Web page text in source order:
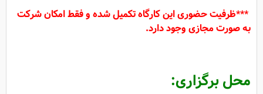
***ظرفیت حضوری این کارگاه تکمیل شده و فقط امکان شرکت
به صورت مجازی وجود دارد.
محل برگزاری: